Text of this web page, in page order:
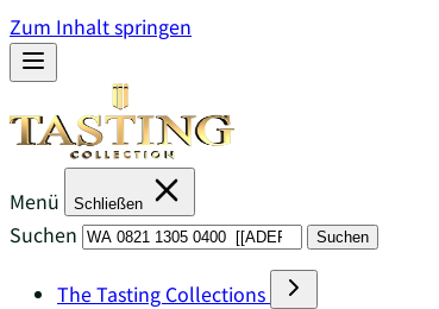
Zum Inhalt springen
Menü Schließen
Suchen Suchen
The Tasting Collections